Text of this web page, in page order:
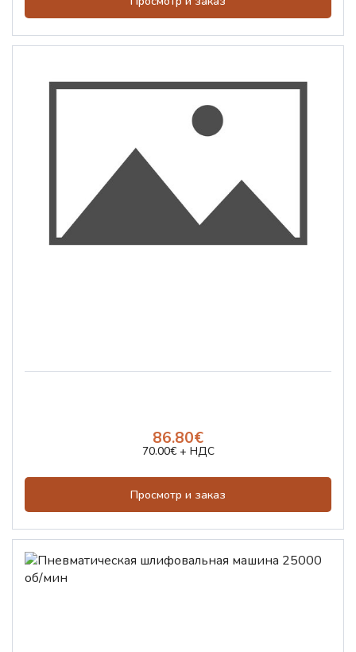
86.80€
70.00€ + НДС
Просмотр и заказ